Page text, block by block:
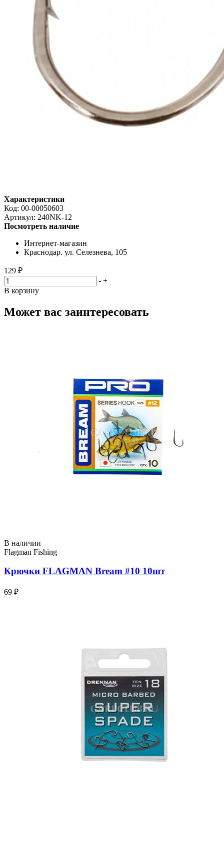
Характеристики
Код: 00-00050603
Артикул: 240NK-12
Посмотреть наличие
Интернет-магазин
Краснодар. ул. Селезнева, 105
129 ₽
- +
В корзину
Может вас заинтересовать
В наличии
Flagman Fishing
Крючки FLAGMAN Bream #10 10шт
69 ₽